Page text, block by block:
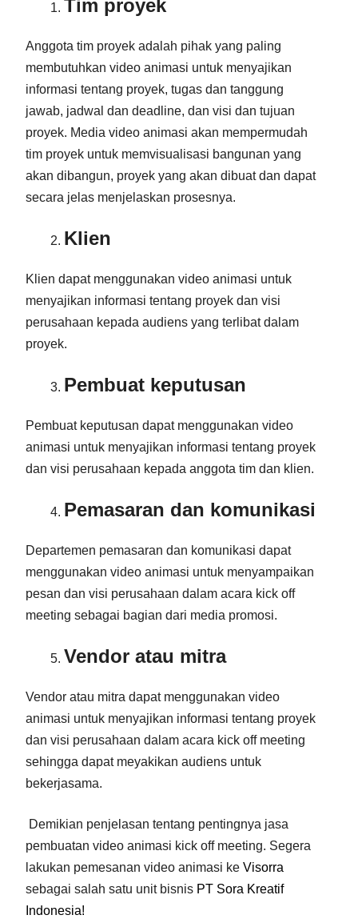
Tim proyek
Anggota tim proyek adalah pihak yang paling
membutuhkan video animasi untuk menyajikan
informasi tentang proyek, tugas dan tanggung
jawab, jadwal dan deadline, dan visi dan tujuan
proyek. Media video animasi akan mempermudah
tim proyek untuk memvisualisasi bangunan yang
akan dibangun, proyek yang akan dibuat dan dapat
secara jelas menjelaskan prosesnya.
Klien
Klien dapat menggunakan video animasi untuk
menyajikan informasi tentang proyek dan visi
perusahaan kepada audiens yang terlibat dalam
proyek.
Pembuat keputusan
Pembuat keputusan dapat menggunakan video
animasi untuk menyajikan informasi tentang proyek
dan visi perusahaan kepada anggota tim dan klien.
Pemasaran dan komunikasi
Departemen pemasaran dan komunikasi dapat
menggunakan video animasi untuk menyampaikan
pesan dan visi perusahaan dalam acara kick off
meeting sebagai bagian dari media promosi.
Vendor atau mitra
Vendor atau mitra dapat menggunakan video
animasi untuk menyajikan informasi tentang proyek
dan visi perusahaan dalam acara kick off meeting
sehingga dapat meyakikan audiens untuk
bekerjasama.
Demikian penjelasan tentang pentingnya jasa
pembuatan video animasi kick off meeting. Segera
lakukan pemesanan video animasi ke Visorra
sebagai salah satu unit bisnis PT Sora Kreatif
Indonesia!